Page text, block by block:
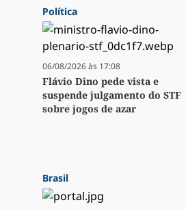
Política
06/08/2026 às 17:08
Flávio Dino pede vista e
suspende julgamento do STF
sobre jogos de azar
Brasil